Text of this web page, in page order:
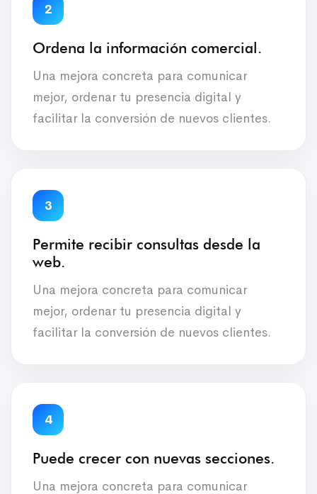
2
Ordena la información comercial.
Una mejora concreta para comunicar
mejor, ordenar tu presencia digital y
facilitar la conversión de nuevos clientes.
3
Permite recibir consultas desde la
web.
Una mejora concreta para comunicar
mejor, ordenar tu presencia digital y
facilitar la conversión de nuevos clientes.
4
Puede crecer con nuevas secciones.
Una mejora concreta para comunicar